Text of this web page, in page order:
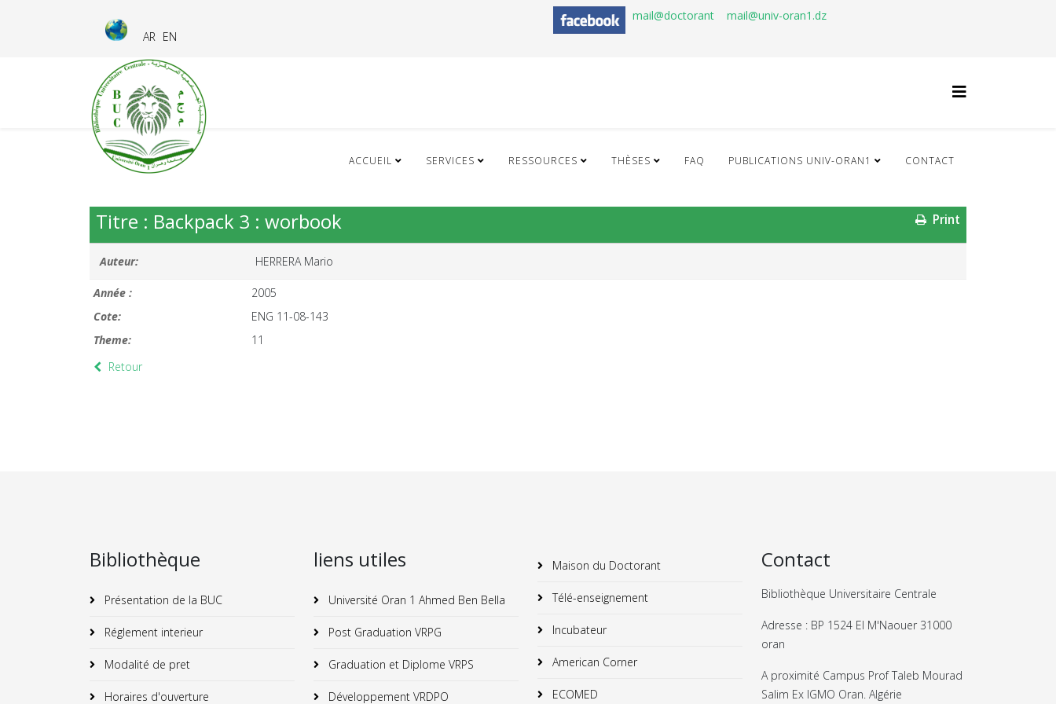
AR EN
mail@doctorant mail@univ-oran1.dz
ACCUEIL SERVICES RESSOURCES THÈSES FAQ PUBLICATIONS UNIV-ORAN1 CONTACT
Print
Titre : Backpack 3 : worbook
Auteur: HERRERA Mario
Année :
2005
Cote:
ENG 11-08-143
Theme:
11
Retour
Bibliothèque
Présentation de la BUC
Réglement interieur
Modalité de pret
Horaires d'ouverture
liens utiles
Université Oran 1 Ahmed Ben Bella
Post Graduation VRPG
Graduation et Diplome VRPS
Développement VRDPO
Maison du Doctorant
Télé-enseignement
Incubateur
American Corner
ECOMED
Contact
Bibliothèque Universitaire Centrale
Adresse : BP 1524 El M'Naouer 31000
oran
A proximité Campus Prof Taleb Mourad
Salim Ex IGMO Oran. Algérie